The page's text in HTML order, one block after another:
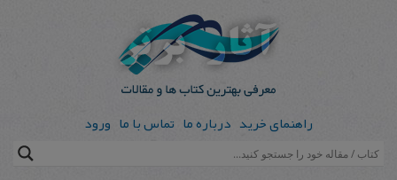
راهنمای خرید درباره ما تماس با ما ورود